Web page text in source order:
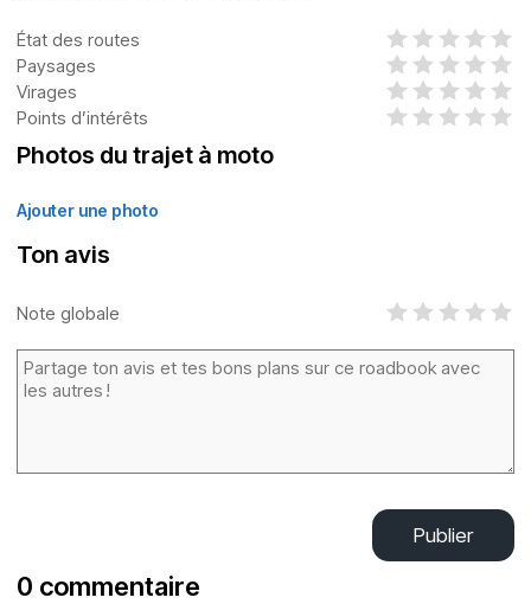
État des routes
Paysages
Virages
Points d’intérêts
Photos du trajet à moto
Ajouter une photo
Ton avis
Note globale
Publier
0 commentaire